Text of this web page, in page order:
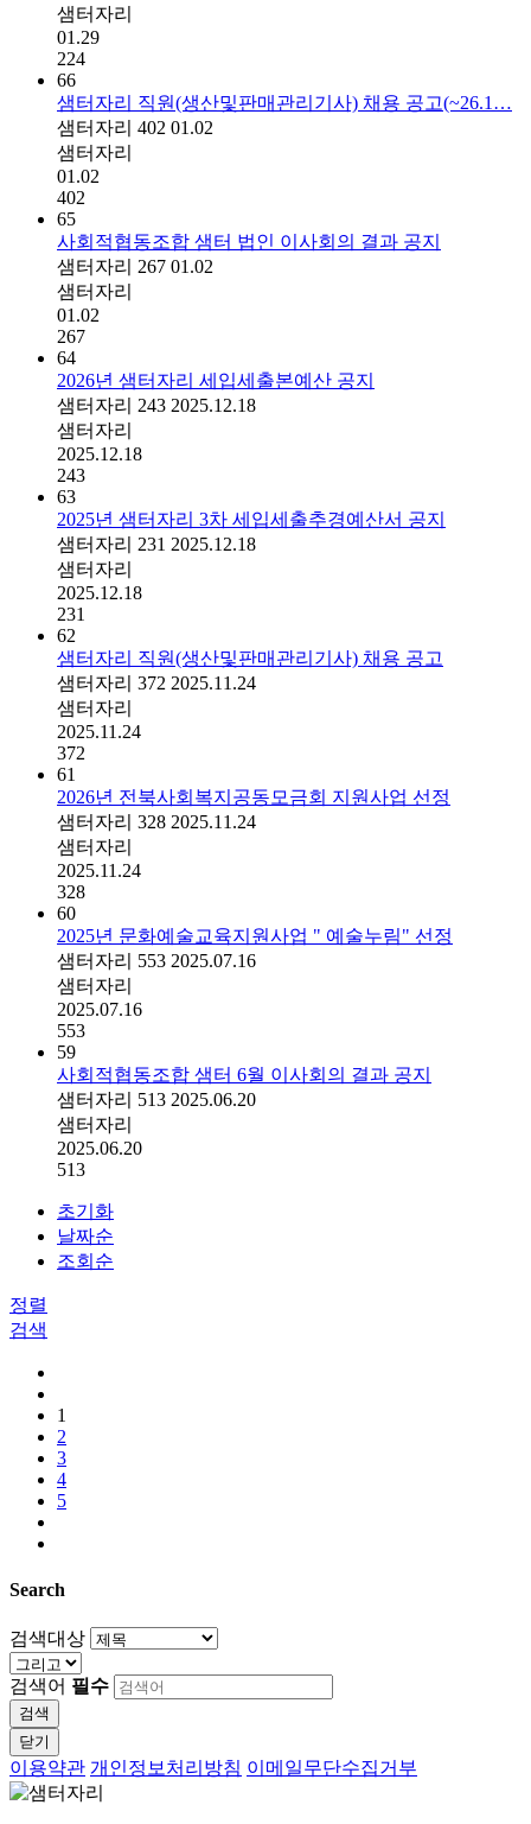
샘터자리
01.29
224
66
샘터자리 직원(생산및판매관리기사) 채용 공고(~26.1…
샘터자리 402 01.02
샘터자리
01.02
402
65
사회적협동조합 샘터 법인 이사회의 결과 공지
샘터자리 267 01.02
샘터자리
01.02
267
64
2026년 샘터자리 세입세출본예산 공지
샘터자리 243 2025.12.18
샘터자리
2025.12.18
243
63
2025년 샘터자리 3차 세입세출추경예산서 공지
샘터자리 231 2025.12.18
샘터자리
2025.12.18
231
62
샘터자리 직원(생산및판매관리기사) 채용 공고
샘터자리 372 2025.11.24
샘터자리
2025.11.24
372
61
2026년 전북사회복지공동모금회 지원사업 선정
샘터자리 328 2025.11.24
샘터자리
2025.11.24
328
60
2025년 문화예술교육지원사업 " 예술누림" 선정
샘터자리 553 2025.07.16
샘터자리
2025.07.16
553
59
사회적협동조합 샘터 6월 이사회의 결과 공지
샘터자리 513 2025.06.20
샘터자리
2025.06.20
513
초기화
날짜순
조회순
정렬
검색
1
2
3
4
5
Search
검색대상
검색어 필수
검색
닫기
이용약관 개인정보처리방침 이메일무단수집거부